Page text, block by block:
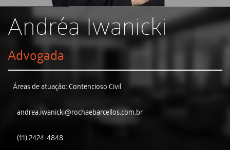
Andréa Iwanicki
Advogada
Áreas de atuação: Contencioso Civil
andrea.iwanicki@rochaebarcellos.com.br
(11) 2424-4848